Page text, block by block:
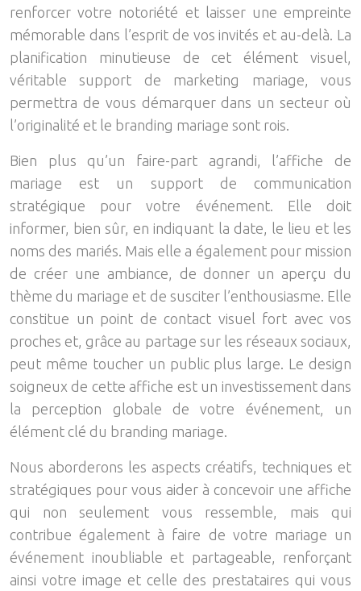
renforcer votre notoriété et laisser une empreinte
mémorable dans l’esprit de vos invités et au-delà. La
planification minutieuse de cet élément visuel,
véritable support de marketing mariage, vous
permettra de vous démarquer dans un secteur où
l’originalité et le branding mariage sont rois.
Bien plus qu’un faire-part agrandi, l’affiche de
mariage est un support de communication
stratégique pour votre événement. Elle doit
informer, bien sûr, en indiquant la date, le lieu et les
noms des mariés. Mais elle a également pour mission
de créer une ambiance, de donner un aperçu du
thème du mariage et de susciter l’enthousiasme. Elle
constitue un point de contact visuel fort avec vos
proches et, grâce au partage sur les réseaux sociaux,
peut même toucher un public plus large. Le design
soigneux de cette affiche est un investissement dans
la perception globale de votre événement, un
élément clé du branding mariage.
Nous aborderons les aspects créatifs, techniques et
stratégiques pour vous aider à concevoir une affiche
qui non seulement vous ressemble, mais qui
contribue également à faire de votre mariage un
événement inoubliable et partageable, renforçant
ainsi votre image et celle des prestataires qui vous